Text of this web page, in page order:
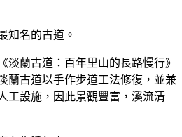
知名的古道。
淡蘭古道：百年里山的長路慢行》
蘭古道以手作步道工法修復，並兼
工設施，因此景觀豐富，溪流清